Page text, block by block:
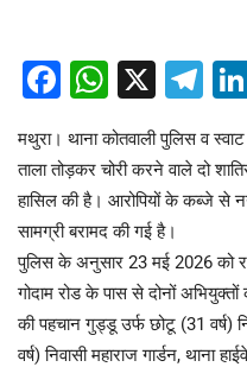
Facebook
X
मथुरा। थाना कोतवाली पुलिस व
ताला तोड़कर चोरी करने वाले दो
हासिल की है। आरोपियों के कब्जे से
सामग्री बरामद की गई है।
पुलिस के अनुसार 23 मई 2026 को
गोदाम रोड के पास से दोनों
की पहचान गुड्डू उर्फ छोटू (31 वर्ष)
वर्ष) निवासी महाराज गार्डन, थाना